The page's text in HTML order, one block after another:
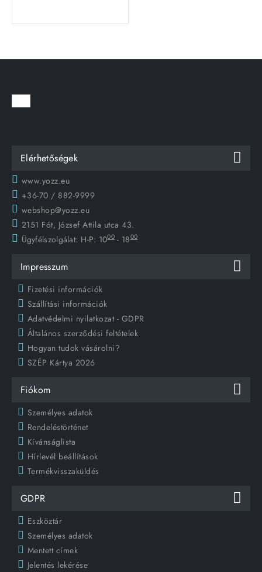
Elérhetőségek
www.yozz.eu
+36-70 / 882-9999
webshop@yozz.eu
2151 Fót, József Attila utca 43.
Ügyfélszolgálat: H-P: 1000 - 1800
Impresszum
Fizetési információk
Szállítási információk
Adatvédelmi nyilatkozat - GDPR
Általános szerződési feltételek
Hogyan tudok vásárolni?
SZÉP Kártya 2026
Fiókom
Személyes adatok
Rendeléstörténet
Kívánságlista
Hírlevél beállítások
Termékvisszaküldés
GDPR
Eszköztár
Személyes adatok
Mentett címek
Jelentés lekérése